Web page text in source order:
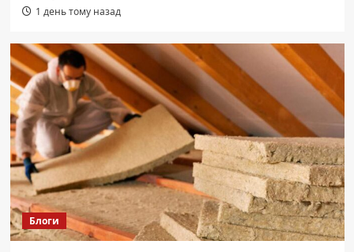
5
Область
Жахлива ДТП на Уманщині: життя
обірвали водії двох автомобілів.
1 день тому назад
Блоги